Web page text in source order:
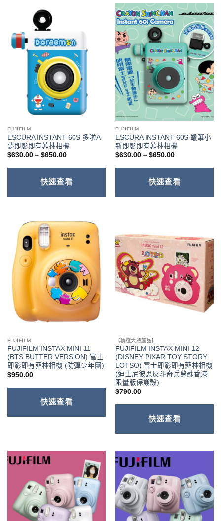
FUJIFILM
ESCURA INSTANT 60S 多啦A
夢即影即有菲林相機
$630.00 – $650.00價
範
$630.00
到
快速查看
FUJIFILM
ESCURA INSTANT 60S 蠟筆小
新即影即有菲林相機
$630.00 – $650.00價
範
$630.00
到
快速查看
FUJIFILM
FUJIFILM INSTAX MINI 11
(BTS BUTTER VERSION) 富士
即影即有菲林相機 (防彈少年團)
$950.00
快速查看
【精選大熱產品】
FUJIFILM INSTAX MINI 12
(DISNEY PIXAR TOY STORY
LOTSO) 富士即影即有菲林相機
(迪士尼彼思反斗奇兵勞蘇香港
限量版保護殼)
$790.00
快速查看